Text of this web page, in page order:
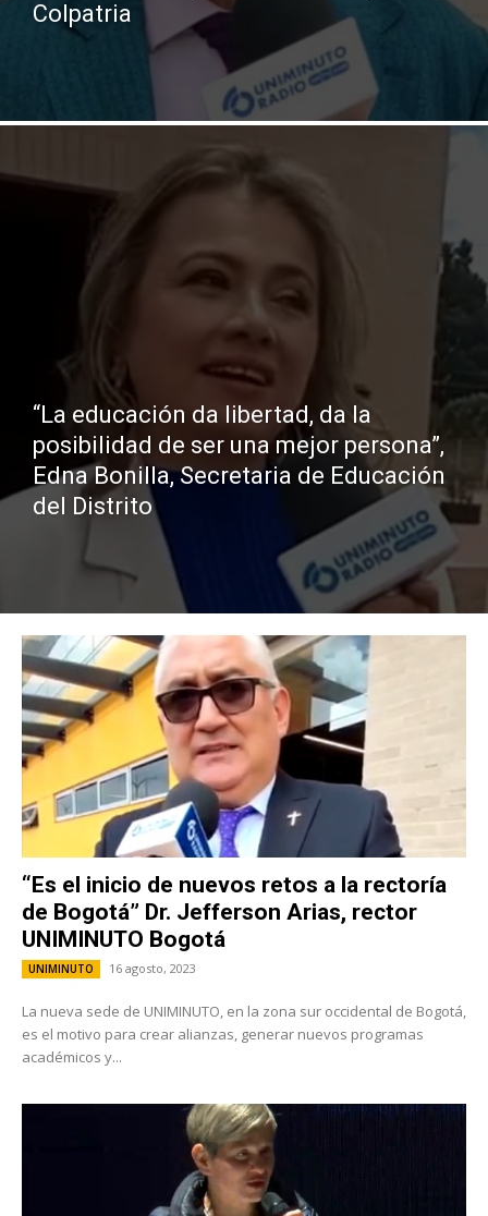
Colpatria
“La educación da libertad, da la
posibilidad de ser una mejor persona”,
Edna Bonilla, Secretaria de Educación
del Distrito
“Es el inicio de nuevos retos a la rectoría
de Bogotá” Dr. Jefferson Arias, rector
UNIMINUTO Bogotá
UNIMINUTO 16 agosto, 2023
La nueva sede de UNIMINUTO, en la zona sur occidental de Bogotá,
es el motivo para crear alianzas, generar nuevos programas
académicos y...